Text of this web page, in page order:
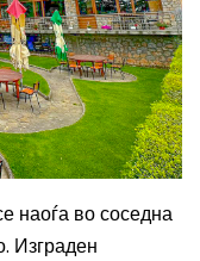
наоѓа во соседна
Изграден